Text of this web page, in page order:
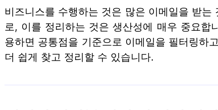
비즈니스를 수행하는 것은 많은 이메일을 받는
로, 이를 정리하는 것은 생산성에 매우 중요합
용하면 공통점을 기준으로 이메일을 필터링하
더 쉽게 찾고 정리할 수 있습니다.